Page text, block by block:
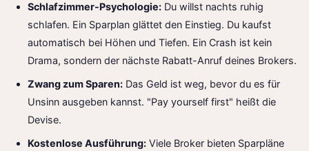
Schlafzimmer-Psychologie: Du willst nachts ruhig
schlafen. Ein Sparplan glättet den Einstieg. Du kaufst
automatisch bei Höhen und Tiefen. Ein Crash ist kein
Drama, sondern der nächste Rabatt-Anruf deines Brokers.
Zwang zum Sparen: Das Geld ist weg, bevor du es für
Unsinn ausgeben kannst. "Pay yourself first" heißt die
Devise.
Kostenlose Ausführung: Viele Broker bieten Sparpläne